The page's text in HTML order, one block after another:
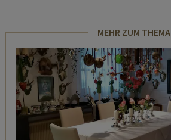
MEHR ZUM THEMA